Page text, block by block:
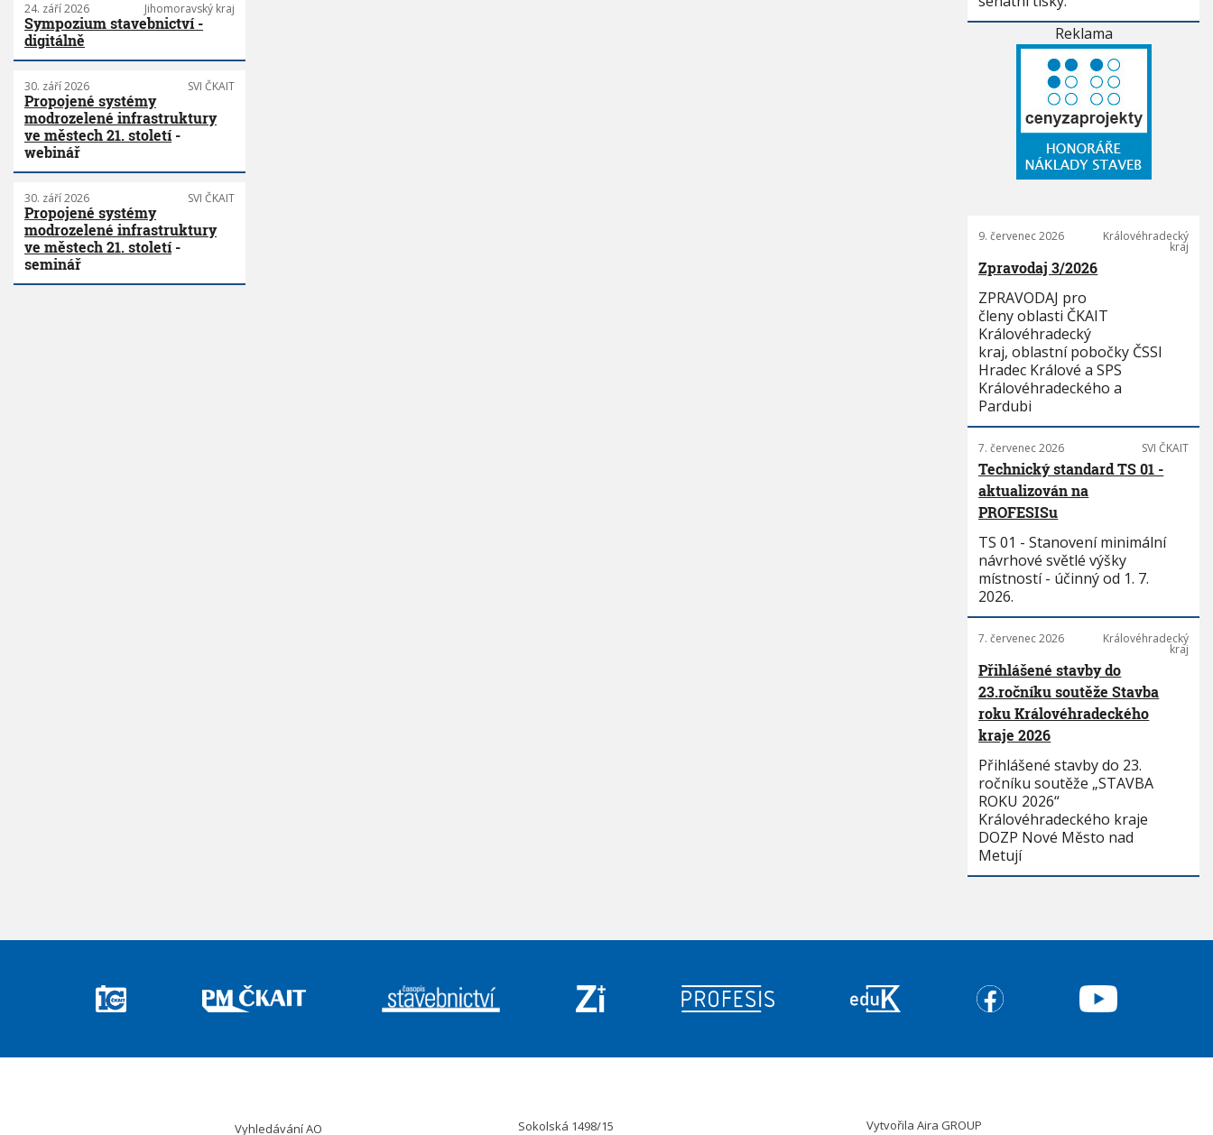
24. září 2026 Jihomoravský kraj
Sympozium stavebnictví -
digitálně
30. září 2026 SVI ČKAIT
Propojené systémy
modrozelené infrastruktury
ve městech 21. století-
webinář
30. září 2026 SVI ČKAIT
Propojené systémy
modrozelené infrastruktury
ve městech 21. století-
seminář
Reklama
9. červenec 2026 Královéhradecký
kraj
Zpravodaj 3/2026
ZPRAVODAJ pro
členy oblasti ČKAIT
Královéhradecký
kraj, oblastní pobočky ČSSI
Hradec Králové a SPS
Královéhradeckého a
Pardubi
7. červenec 2026 SVI ČKAIT
Technický standard TS 01 -
aktualizován na
PROFESISu
TS 01 - Stanovení minimální
návrhové světlé výšky
místností - účinný od 1. 7.
2026.
7. červenec 2026 Královéhradecký
kraj
Přihlášené stavby do
23.ročníku soutěže Stavba
roku Královéhradeckého
kraje 2026
Přihlášené stavby do 23.
ročníku soutěže „STAVBA
ROKU 2026“
Královéhradeckého kraje
DOZP Nové Město nad
Metují
Vyhledávání AO Sokolská 1498/15 VytvořilaAira GROUP